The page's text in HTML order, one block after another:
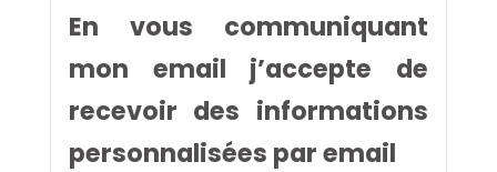
En vous communiquant
mon email j’accepte de
recevoir des informations
personnalisées par email